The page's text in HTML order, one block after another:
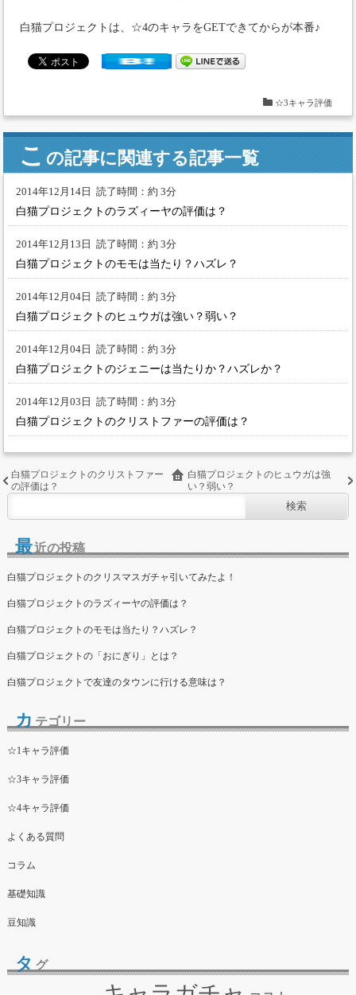
白猫プロジェクトは、☆4のキャラをGETできてからが本番♪
☆3キャラ評価
この記事に関連する記事一覧
2014年12月14日 読了時間：約 3分
白猫プロジェクトのラズィーヤの評価は？
2014年12月13日 読了時間：約 3分
白猫プロジェクトのモモは当たり？ハズレ？
2014年12月04日 読了時間：約 3分
白猫プロジェクトのヒュウガは強い？弱い？
2014年12月04日 読了時間：約 3分
白猫プロジェクトのジェニーは当たりか？ハズレか？
2014年12月03日 読了時間：約 3分
白猫プロジェクトのクリストファーの評価は？
白猫プロジェクトのクリストファー
の評価は？
白猫プロジェクトのヒュウガは強
い？弱い？
最近の投稿
白猫プロジェクトのクリスマスガチャ引いてみたよ！
白猫プロジェクトのラズィーヤの評価は？
白猫プロジェクトのモモは当たり？ハズレ？
白猫プロジェクトの「おにぎり」とは？
白猫プロジェクトで友達のタウンに行ける意味は？
カ テゴリー
☆1キャラ評価
☆3キャラ評価
☆4キャラ評価
よくある質問
コラム
基礎知識
豆知識
タ グ